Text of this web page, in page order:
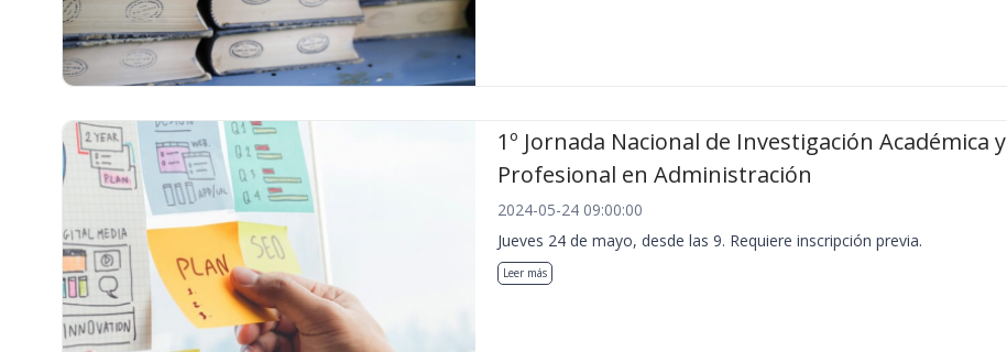
1º Jornada Nacional de Investigación Académica y
Profesional en Administración
2024-05-24 09:00:00
Jueves 24 de mayo, desde las 9. Requiere inscripción previa.
Leer más